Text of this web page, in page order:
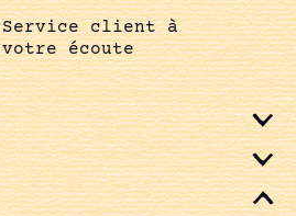
Service client à
votre écoute